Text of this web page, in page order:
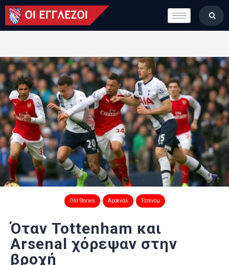
LONDON CALLING
ΚΑΤΗΓΟΡΙΕΣ
ΒΑΘΜΟΛΟΓΙΕΣ
ΟΜΑΔΕΣ
ΠΟΙΟΙ ΕΙΜΑΣΤΕ
Old Stories Άρσεναλ Τότεναμ
Όταν Tottenham και
Arsenal χόρεψαν στην
βροχή